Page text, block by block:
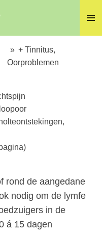
» + Tinnitus,
Oorproblemen
rond de aangedane
nodig om de lymfe
in de
á 15 dagen